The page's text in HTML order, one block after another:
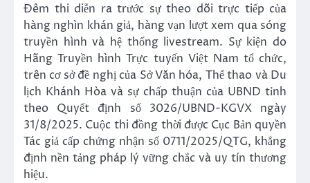
Đêm thi diễn ra trước sự theo dõi trực tiếp của
hàng nghìn khán giả, hàng vạn lượt xem qua sóng
truyền hình và hệ thống livestream. Sự kiện do
Hãng Truyền hình Trực tuyến Việt Nam tổ chức,
trên cơ sở đề nghị của Sở Văn hóa, Thể thao và Du
lịch Khánh Hòa và sự chấp thuận của UBND tỉnh
theo Quyết định số 3026/UBND-KGVX ngày
31/8/2025. Cuộc thi đồng thời được Cục Bản quyền
Tác giả cấp chứng nhận số 0711/2025/QTG, khẳng
định nền tảng pháp lý vững chắc và uy tín thương
hiệu.